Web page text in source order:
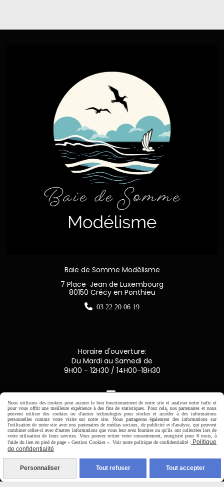
Baie de Somme Modélisme
7 Place Jean de Luxembourg
80150 Crécy en Ponthieu
 03 22 20 06 19
Horaire d'ouverture:
Du Mardi au Samedi de
9H00 - 12H30 / 14H00-18H30

Paiement sécurisé
CB Crédit Agricole
Virement bancaire
PAYPAL (4x sans frais)
Nous utilisons des cookies pour assurer le bon fonctionnement de notre site et analyser notre trafic et
pour vous offrir une meilleure expérience à des fins de statistiques. Pour cela, nos partenaires et nous
peuvent utiliser des cookies ou d'autres technologies pour stocker et accéder à des informations
personnelles comme votre visite sur notre site. Nous partageons également des informations sur
l'utilisation de notre site avec nos partenaires de médias sociaux, de publicité et d'analyse, qui peuvent
combiner celles-ci avec d'autres informations que vous leur avez fournies ou qu'ils ont collectées lors de
votre utilisation de leurs services. Vous pouvez retirer votre consentement, enregistré pour 6 mois, à
l'aide du lien en pied de page « Gestion Cookies ». Voir notre politique de confidentialité : Politique
de confidentialité
Personnaliser Tout refuser Tout accepter